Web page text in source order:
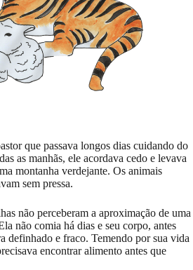
que passava longos dias cuidando do
as manhãs, ele acordava cedo e levava
montanha verdejante. Os animais
sem pressa.
não perceberam a aproximação de uma
não comia há dias e seu corpo, antes
definhado e fraco. Temendo por sua vida
encontrar alimento antes que